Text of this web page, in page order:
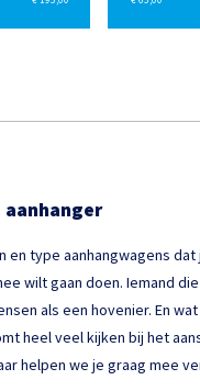
aanhanger
en type aanhangwagens
wilt gaan doen. Iemand
als een hovenier. En
heel veel kijken bij het
helpen we je graag mee